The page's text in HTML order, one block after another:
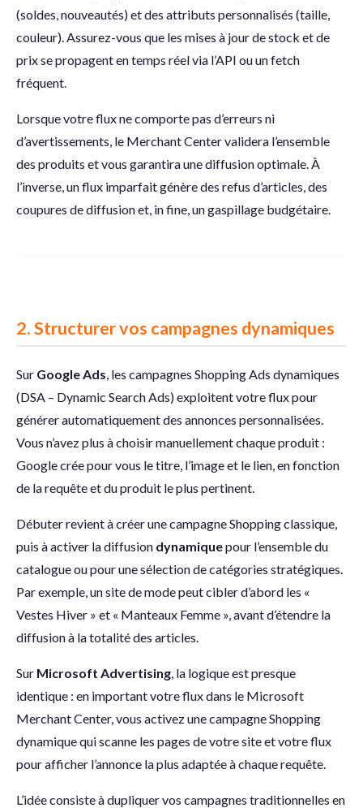
(soldes, nouveautés) et des attributs personnalisés (taille,
couleur). Assurez-vous que les mises à jour de stock et de
prix se propagent en temps réel via l’API ou un fetch
fréquent.
Lorsque votre flux ne comporte pas d’erreurs ni
d’avertissements, le Merchant Center validera l’ensemble
des produits et vous garantira une diffusion optimale. À
l’inverse, un flux imparfait génère des refus d’articles, des
coupures de diffusion et, in fine, un gaspillage budgétaire.
2.Structurer vos campagnes dynamiques
Sur Google Ads , les campagnes Shopping Ads dynamiques
(DSA – Dynamic Search Ads) exploitent votre flux pour
générer automatiquement des annonces personnalisées.
Vous n’avez plus à choisir manuellement chaque produit :
Google crée pour vous le titre, l’image et le lien, en fonction
de la requête et du produit le plus pertinent.
Débuter revient à créer une campagne Shopping classique,
puis à activer la diffusion dynamiquepour l’ensemble du
catalogue ou pour une sélection de catégories stratégiques.
Par exemple, un site de mode peut cibler d’abord les «
Vestes Hiver » et « Manteaux Femme », avant d’étendre la
diffusion à la totalité des articles.
Sur Microsoft Advertising , la logique est presque
identique : en important votre flux dans le Microsoft
Merchant Center, vous activez une campagne Shopping
dynamique qui scanne les pages de votre site et votre flux
pour afficher l’annonce la plus adaptée à chaque requête.
L’idée consiste à dupliquer vos campagnes traditionnelles en